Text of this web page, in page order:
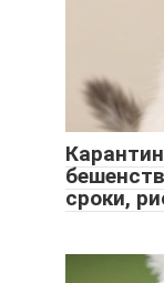
сроки,